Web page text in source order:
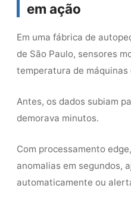
em ação
Em uma fábrica de
de São Paulo, sensores
temperatura de máquinas
Antes, os dados subiam
demorava minutos.
Com processamento
anomalias em segundos,
automaticamente ou